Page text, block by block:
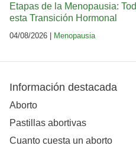
Etapas de la Menopausia:
esta Transición Hormonal
04/08/2026 | Menopausia
Información destacada
Aborto
Pastillas abortivas
Cuanto cuesta un aborto